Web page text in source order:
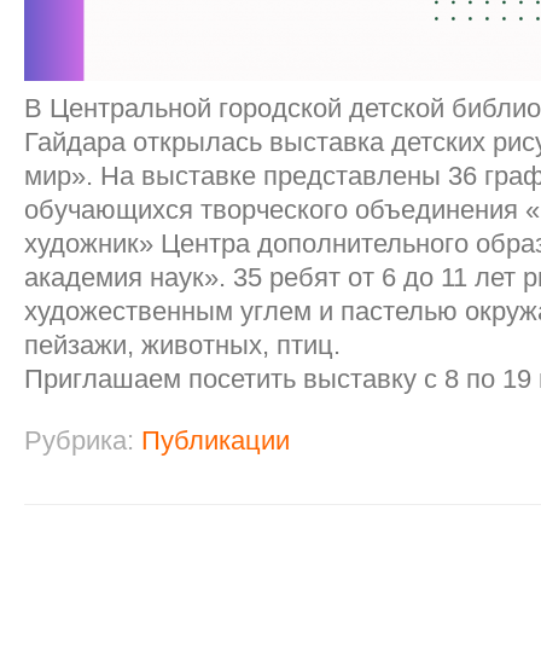
В Центральной городской детской
Гайдара открылась выставка детских
мир». На выставке представлены 36
обучающихся творческого объединения
художник» Центра дополнительного
академия наук». 35 ребят от 6 до 11 лет
художественным углем и пастелью
пейзажи, животных, птиц.
Приглашаем посетить выставку с 8 по 19
Рубрика: Публикации